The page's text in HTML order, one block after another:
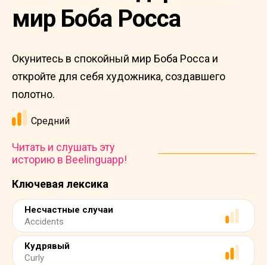
Ключевая лексика
Несчастные случаи
Accidents
Кудрявый
Curly
мир Боба Росса
Окунитесь в спокойный мир Боба Росса и
откройте для себя художника, создавшего
полотно.
Средний
Читать и слушать эту
историю в Beelinguapp!